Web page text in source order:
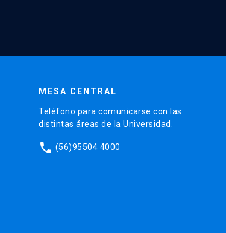
MESA CENTRAL
Teléfono para comunicarse con las
distintas áreas de la Universidad.
phone (56)95504 4000